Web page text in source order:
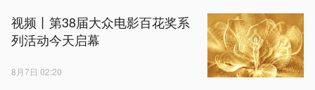
视频丨第38届大众电影百花奖系
列活动今天启幕
8月7日 02:20